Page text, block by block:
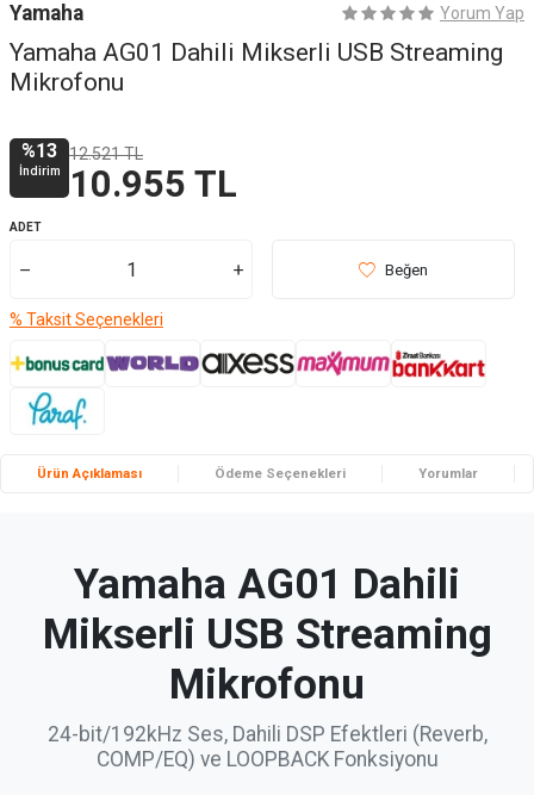
Yamaha Yorum Yap
Yamaha AG01 Dahili Mikserli USB Streaming
Mikrofonu
%13
İndirim
12.521TL
10.955 TL
ADET
Beğen
% Taksit Seçenekleri
Ürün Açıklaması Ödeme Seçenekleri Yorumlar
Yamaha AG01 Dahili
Mikserli USB Streaming
Mikrofonu
24-bit/192kHz Ses, Dahili DSP Efektleri (Reverb,
COMP/EQ) ve LOOPBACK Fonksiyonu